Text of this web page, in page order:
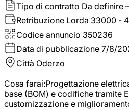
Tipo di contratto Da definire
Retribuzione Lorda 33000 -
Codice annuncio 350236
Data di pubblicazione 7/8/
Città Oderzo
Cosa farai:Progettazione
base (BOM) e codifiche tramite
customizzazione e